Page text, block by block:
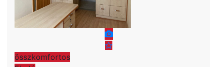
összkomfortos